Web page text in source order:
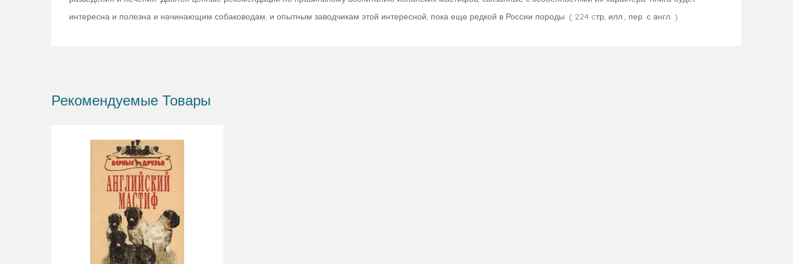
интересна и полезна и начинающим собаководам, и опытным заводчикам этой интересной, пока еще редкой в России породы. ( 224 cтр, илл., пер. с англ. )
Рекомендуемые Товары